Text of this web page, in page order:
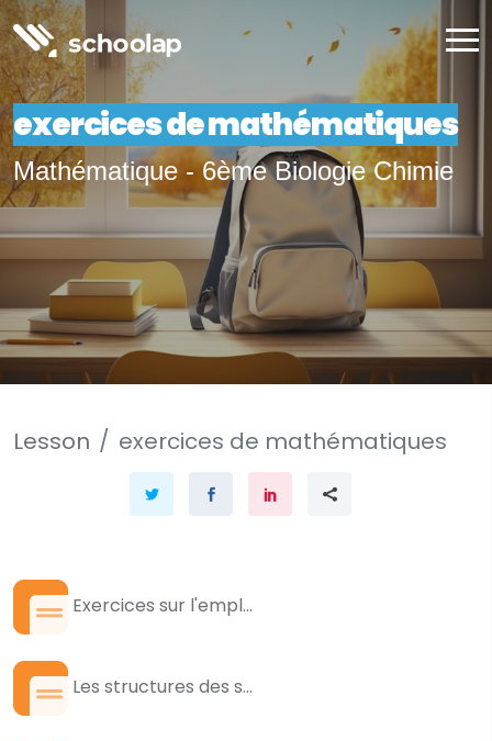
exercices de mathématiques
Mathématique - 6ème Biologie Chimie
Lesson exercices de mathématiques
Exercices sur l'empl...
Les structures des s...